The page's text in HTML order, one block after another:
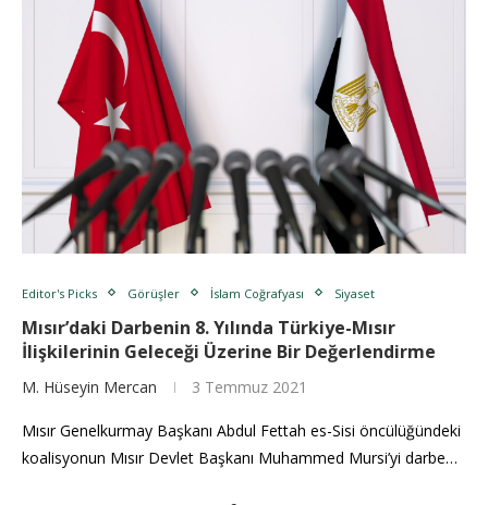
Editor's Picks Görüşler İslam Coğrafyası Siyaset
Mısır’daki Darbenin 8. Yılında Türkiye-Mısır
İlişkilerinin Geleceği Üzerine Bir Değerlendirme
M. Hüseyin Mercan 3 Temmuz 2021
Mısır Genelkurmay Başkanı Abdul Fettah es-Sisi öncülüğündeki
koalisyonun Mısır Devlet Başkanı Muhammed Mursi’yi darbe…